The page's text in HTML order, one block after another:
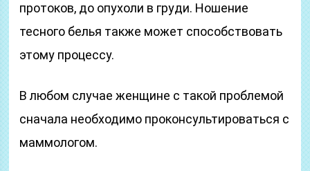
протоков, до опухоли в груди. Ношение
тесного белья также может способствовать
этому процессу.
В любом случае женщине с такой проблемой
сначала необходимо проконсультироваться с
маммологом.